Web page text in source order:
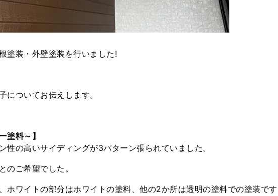
塗装・外壁塗装を行いました!
についてお伝えします。
塗料～】
性の高いサイディングが3パターン張られていました。
のご希望でした。
ホワイトの部分はホワイトの塗料、他の2か所は透明の塗料での塗装で